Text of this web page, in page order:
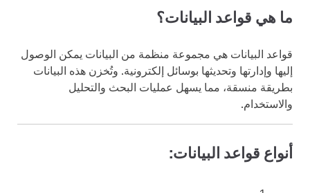
ما هي قواعد البيانات؟
قواعد البيانات هي مجموعة منظمة من البيانات يمكن الوصول
إليها وإدارتها وتحديثها بوسائل إلكترونية. وتُخزن هذه البيانات
بطريقة منسقة، مما يسهل عمليات البحث والتحليل
والاستخدام.
أنواع قواعد البيانات: